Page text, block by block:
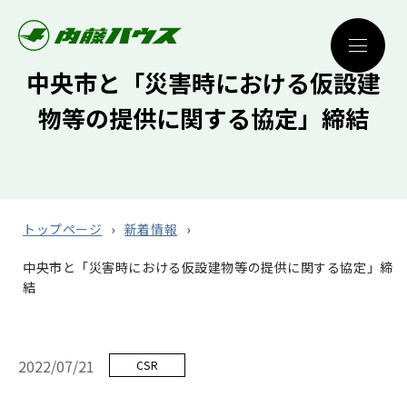
中央市と「災害時における仮設建
物等の提供に関する協定」締結
トップページ 新着情報
中央市と「災害時における仮設建物等の提供に関する協定」締
結
2022/07/21 CSR